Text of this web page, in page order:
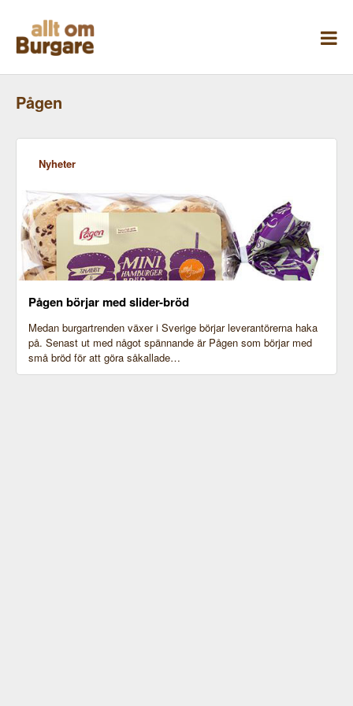
innehåll
Pågen
Nyheter
Pågen börjar med slider-bröd
Medan burgartrenden växer i Sverige börjar leverantörerna haka
på. Senast ut med något spännande är Pågen som börjar med
små bröd för att göra såkallade…